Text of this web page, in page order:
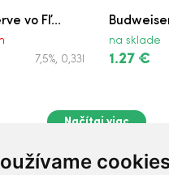
vo Fľ...
7,5%, 0,33l
na sklade
1.27 €
Načítaj viac